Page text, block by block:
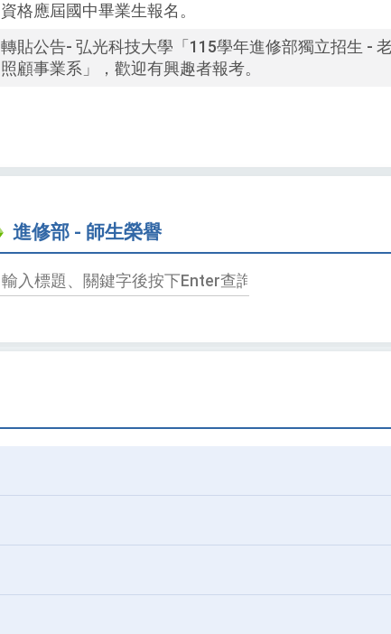
資格應屆國中畢業生報名。
轉貼公告- 弘光科技大學「115學年進修部獨立招生 -
照顧事業系」，歡迎有興趣者報考。
進修部 - 師生榮譽
入
題、
後